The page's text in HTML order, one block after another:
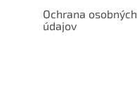
Ochrana osobných
údajov